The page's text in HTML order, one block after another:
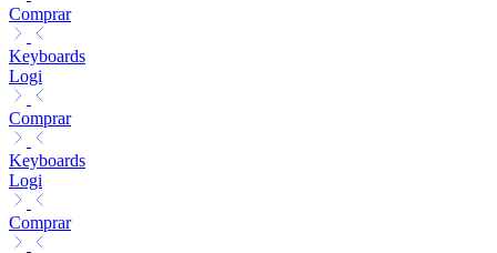
Comprar
Keyboards
Logi
Comprar
Keyboards
Logi
Comprar